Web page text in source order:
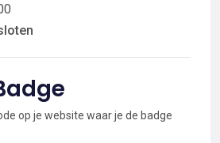
op je website waar je de badge